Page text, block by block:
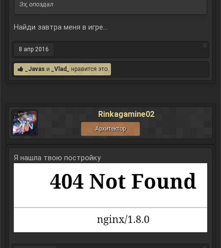
Эх, опоздал
Найди завтра меня в игре...
8 апр 2016
_Javas и _Vlad_ нравится это.
Rinkagamine02
Архитектор
Я нашла твою постройку